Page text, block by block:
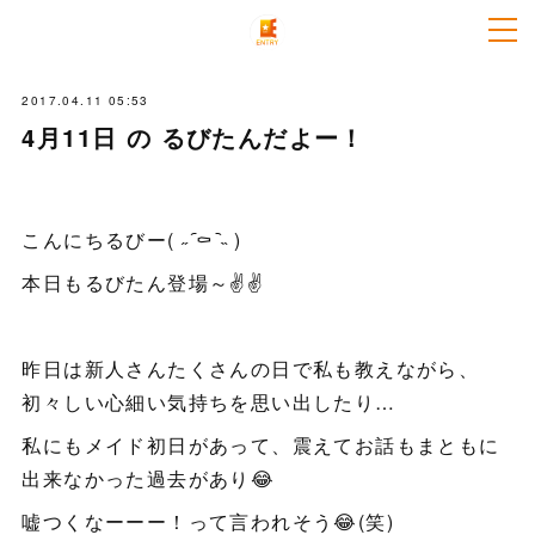
2017.04.11 05:53
4月11日 の るびたんだよー！
こんにちるびー( ˶ ᷇⚰︎ ᷆˵ )
本日もるびたん登場～✌️✌️
昨日は新人さんたくさんの日で私も教えながら、
初々しい心細い気持ちを思い出したり…
私にもメイド初日があって、震えてお話もまともに
出来なかった過去があり😂
嘘つくなーーー！って言われそう😂(笑)